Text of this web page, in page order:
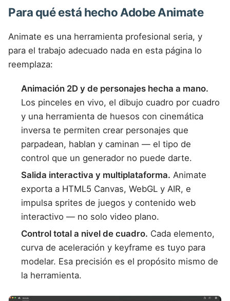
Para qué está hecho Adobe Animate
Animate es una herramienta profesional seria, y
para el trabajo adecuado nada en esta página lo
reemplaza:
Animación 2D y de personajes hecha a mano.
Los pinceles en vivo, el dibujo cuadro por cuadro
y una herramienta de huesos con cinemática
inversa te permiten crear personajes que
parpadean, hablan y caminan — el tipo de
control que un generador no puede darte.
Salida interactiva y multiplataforma. Animate
exporta a HTML5 Canvas, WebGL y AIR, e
impulsa sprites de juegos y contenido web
interactivo — no solo video plano.
Control total a nivel de cuadro. Cada elemento,
curva de aceleración y keyframe es tuyo para
modelar. Esa precisión es el propósito mismo de
la herramienta.